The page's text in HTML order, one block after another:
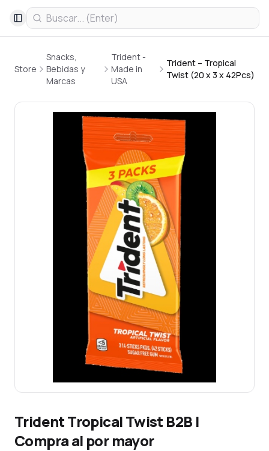
Toggle Sidebar
Store
Snacks,
Bebidas y
Marcas
Trident -
Made in
USA
Trident – Tropical
Twist (20 x 3 x 42Pcs)
Trident Tropical Twist B2B |
Compra al por mayor